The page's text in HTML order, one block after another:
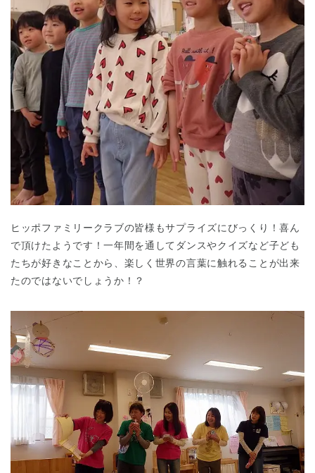
ヒッポファミリークラブの皆様もサプライズにびっくり！喜ん
で頂けたようです！一年間を通してダンスやクイズなど子ども
たちが好きなことから、楽しく世界の言葉に触れることが出来
たのではないでしょうか！？